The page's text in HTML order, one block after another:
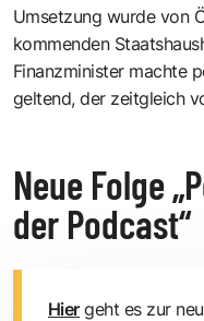
Umsetzung wurde von
kommenden
Finanzminister machte
geltend, der zeitgleich
Neue Folge
der Podcast“
Hier geht es zur